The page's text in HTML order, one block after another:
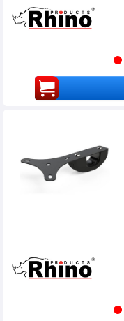
AUTENTIFICARE